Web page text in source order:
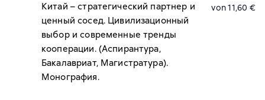
Китай – стратегический партнер и
ценный сосед. Цивилизационный
выбор и современные тренды
кооперации. (Аспирантура,
Бакалавриат, Магистратура).
Монография.
von 11,60 €